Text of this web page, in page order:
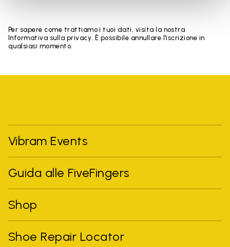
Per sapere come trattiamo i tuoi dati, visita la nostra
Informativa sulla privacy. È possibile annullare l'iscrizione in
qualsiasi momento.
Vibram Events
Guida alle FiveFingers
Shop
Shoe Repair Locator